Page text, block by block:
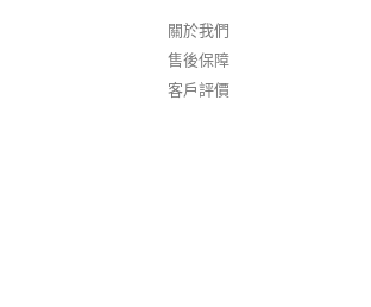
關於我們
售後保障
客戶評價